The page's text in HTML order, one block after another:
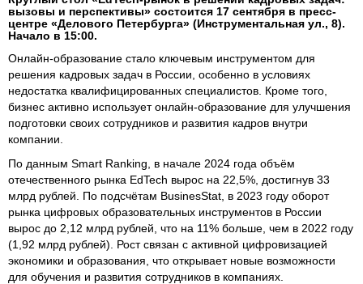
вызовы и перспективы» состоится 17 сентября в пресс-
центре «Делового Петербурга» (Инструментальная ул., 8).
Начало в 15:00.
Онлайн-образование стало ключевым инструментом для
решения кадровых задач в России, особенно в условиях
недостатка квалифицированных специалистов. Кроме того,
бизнес активно использует онлайн-образование для улучшения
подготовки своих сотрудников и развития кадров внутри
компании.
По данным Smart Ranking, в начале 2024 года объём
отечественного рынка EdTech вырос на 22,5%, достигнув 33
млрд рублей. По подсчётам BusinesStat, в 2023 году оборот
рынка цифровых образовательных инструментов в России
вырос до 2,12 млрд рублей, что на 11% больше, чем в 2022 году
(1,92 млрд рублей). Рост связан с активной цифровизацией
экономики и образования, что открывает новые возможности
для обучения и развития сотрудников в компаниях.